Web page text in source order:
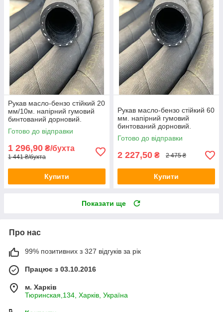
Рукав масло-бензо стійкий 20
мм/10м. напірний гумовий
бинтований дорновий.
Армований ниткою.
Готово до відправки
1 296,90 ₴/бухта
1 441 ₴/бухта
Купити
Рукав масло-бензо стійкий 60
мм. напірний гумовий
бинтований дорновий.
Армований ниткою.
Готово до відправки
2 227,50 ₴ 2 475 ₴
Купити
Показати ще
Про нас
99% позитивних з 327 відгуків за рік
Працює з 03.10.2016
м. Харків
Тюринская,134, Харків, Україна